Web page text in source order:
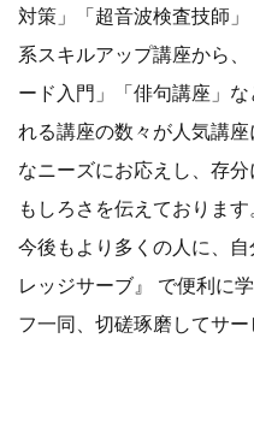
対策」「超音波検査技師
系スキルアップ講座から
ード入門」「俳句講座」
れる講座の数々が人気講
なニーズにお応えし、存
もしろさを伝えております
今後もより多くの人に、
レッジサーブ』 で便利に
フ一同、切磋琢磨してサー